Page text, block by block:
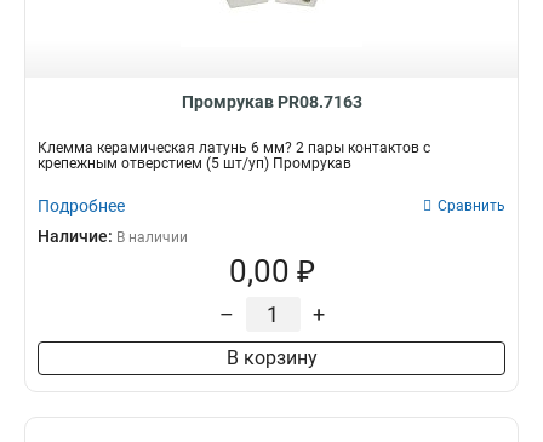
Промрукав PR08.7163
Клемма керамическая латунь 6 мм? 2 пары контактов с
крепежным отверстием (5 шт/уп) Промрукав
Подробнее Сравнить
Наличие: В наличии
0,00 ₽
– +
В корзину